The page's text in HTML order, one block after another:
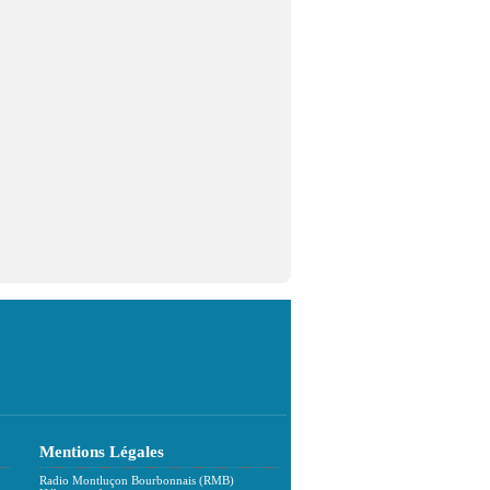
Mentions Légales
Radio Montluçon Bourbonnais (RMB)